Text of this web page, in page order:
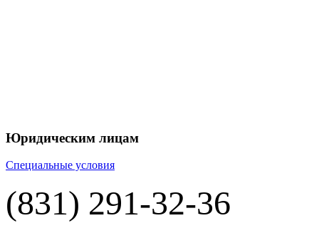
Юридическим лицам
Специальные условия
(831) 291-32-36